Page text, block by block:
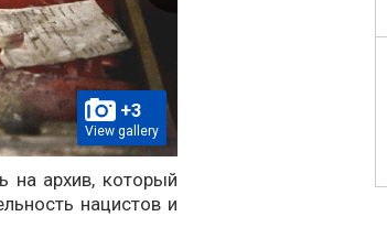
+3
View gallery
на архив, который
нацистов и